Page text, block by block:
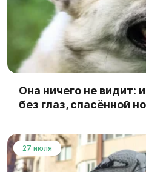
Она ничего не видит:
без глаз, спасённой
27 июля